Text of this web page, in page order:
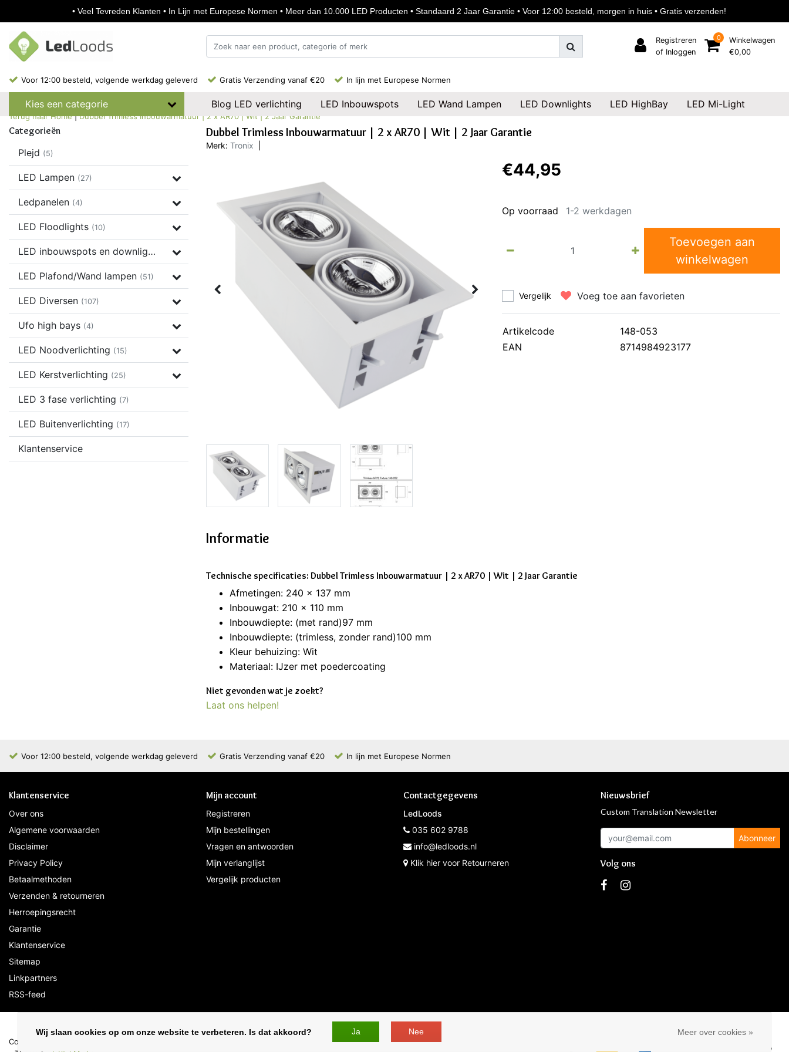
Registreren
of Inloggen
0
Winkelwagen
€0,00
Voor 12:00 besteld, volgende werkdag geleverd Gratis Verzending vanaf €20 In lijn met Europese Normen
Kies een categorie Blog LED verlichting LED Inbouwspots LED Wand Lampen LED Downlights LED HighBay LED Mi-Light
Terug naar Home|Dubbel Trimless Inbouwarmatuur | 2 x AR70 | Wit | 2 Jaar Garantie
Categorieën
Plejd (5)
LED Lampen (27)
Ledpanelen (4)
LED Floodlights (10)
LED inbouwspots en downlights (37)
LED Plafond/Wand lampen (51)
LED Diversen (107)
Ufo high bays (4)
LED Noodverlichting (15)
LED Kerstverlichting (25)
LED 3 fase verlichting (7)
LED Buitenverlichting (17)
Klantenservice
Dubbel Trimless Inbouwarmatuur | 2 x AR70 | Wit | 2 Jaar Garantie
Merk: Tronix
€44,95
Op voorraad 1-2 werkdagen
Toevoegen aan
winkelwagen
Vergelijk Voeg toe aan favorieten
Artikelcode
148-053
EAN
8714984923177
Informatie
Technische specificaties: Dubbel Trimless Inbouwarmatuur | 2 x AR70 | Wit | 2 Jaar Garantie
Afmetingen: 240 x 137 mm
Inbouwgat: 210 x 110 mm
Inbouwdiepte: (met rand)97 mm
Inbouwdiepte: (trimless, zonder rand)100 mm
Kleur behuizing: Wit
Materiaal: IJzer met poedercoating
Niet gevonden wat je zoekt?
Laat ons helpen!
Voor 12:00 besteld, volgende werkdag geleverd Gratis Verzending vanaf €20 In lijn met Europese Normen
Klantenservice
Over ons
Algemene voorwaarden
Disclaimer
Privacy Policy
Betaalmethoden
Verzenden & retourneren
Herroepingsrecht
Garantie
Klantenservice
Sitemap
Linkpartners
RSS-feed
Mijn account
Registreren
Mijn bestellingen
Vragen en antwoorden
Mijn verlanglijst
Vergelijk producten
Contactgegevens
LedLoods
035 602 9788
info@ledloods.nl
Klik hier voor Retourneren
Nieuwsbrief
Custom Translation Newsletter
Abonneer
Volg ons
* Op werkdagen voor 12:00 besteld de volgende dag in huis
Copyright © 2026 - Ledloods.nl | De webshop voor LED Verlichting & LED Lampen | - All rights reserved
Wij slaan cookies op om onze website te verbeteren. Is dat akkoord? Ja Nee Meer over cookies »
• Veel Tevreden Klanten • In Lijn met Europese Normen • Meer dan 10.000 LED Producten • Standaard 2 Jaar Garantie • Voor 12:00 besteld, morgen in huis • Gratis verzenden!